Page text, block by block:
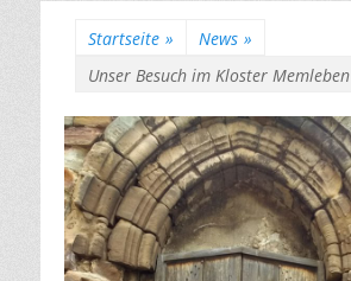
Startseite » News »
Unser Besuch im Kloster Memleben